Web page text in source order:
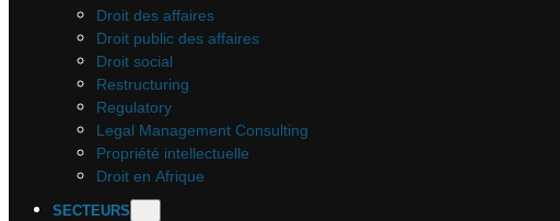
Droit des affaires
Droit public des affaires
Droit social
Restructuring
Regulatory
Legal Management Consulting
Propriété intellectuelle
Droit en Afrique
SECTEURS